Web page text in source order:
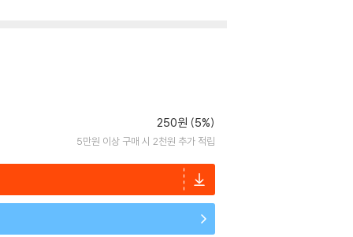
250원 (5%)
5만원 이상 구매 시 2천원 추가 적립